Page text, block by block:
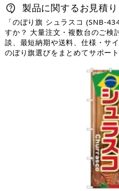
製品に関するお見積
「のぼり旗 シュラスコ (SNB-
すか？ 大量注文・複数台のご検
談、最短納期や送料、仕様・サ
のぼり旗選びをまとめてサポート